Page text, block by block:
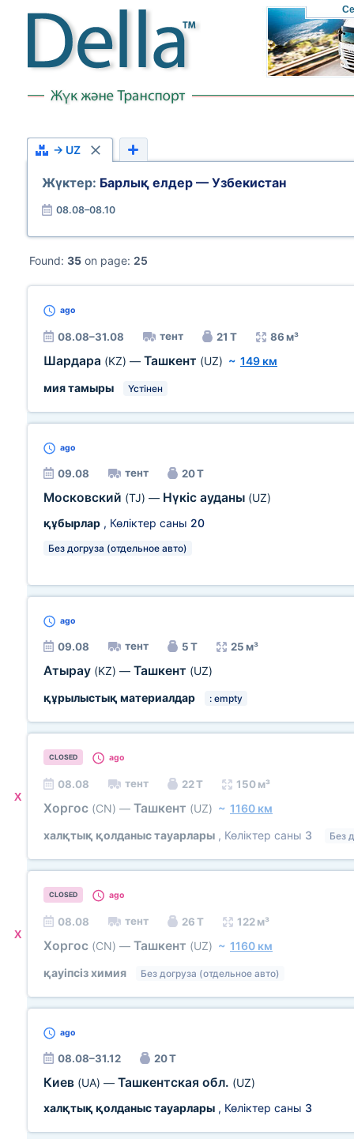
→ UZ
Жүктер: Барлық елдер — Узбекистан
08.08–08.10
Found: 35on page: 25
ago
08.08–31.08 тент 21 Т 86 м³
Шардара (KZ) — Ташкент (UZ) ~ 149 км
мия тамыры
Үстінен
ago
09.08 тент 20 Т
Московский (TJ) — Нүкіс ауданы (UZ)
құбырлар , Көліктер саны 20
Без догруза (отдельное авто)
ago
09.08 тент 5 Т 25 м³
Атырау (KZ) — Ташкент (UZ)
құрылыстық материалдар
: empty
X
CLOSED ago
08.08 тент 22 Т 150 м³
Хоргос (CN) — Ташкент (UZ) ~ 1160 км
халқтық қолданыс тауарлары , Көліктер саны 3 Без
X
CLOSED ago
08.08 тент 26 Т 122 м³
Хоргос (CN) — Ташкент (UZ) ~ 1160 км
қауіпсіз химия
Без догруза (отдельное авто)
ago
08.08–31.12 20 Т
Киев (UA) — Ташкентская обл. (UZ)
халқтық қолданыс тауарлары , Көліктер саны 3